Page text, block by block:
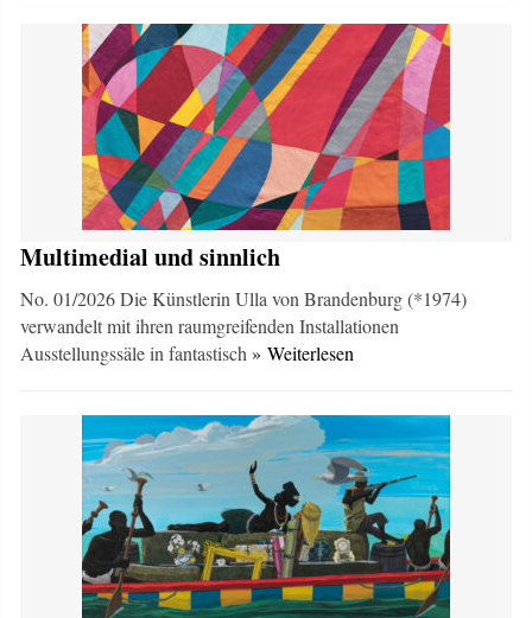
Multimedial und sinnlich
No. 01/2026 Die Künstlerin Ulla von Brandenburg (*1974)
verwandelt mit ihren raumgreifenden Installationen
Ausstellungssäle in fantastisch» Weiterlesen